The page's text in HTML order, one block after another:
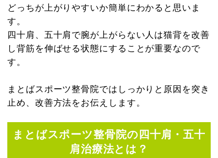
どっちが上がりやすいか簡単にわかると思いま
す。
四十肩、五十肩で腕が上がらない人は猫背を改善
し背筋を伸ばせる状態にすることが重要なので
す。
まとばスポーツ整骨院ではしっかりと原因を突き
止め、改善方法をお伝えします。
まとばスポーツ整骨院の四十肩・五十
肩治療法とは？